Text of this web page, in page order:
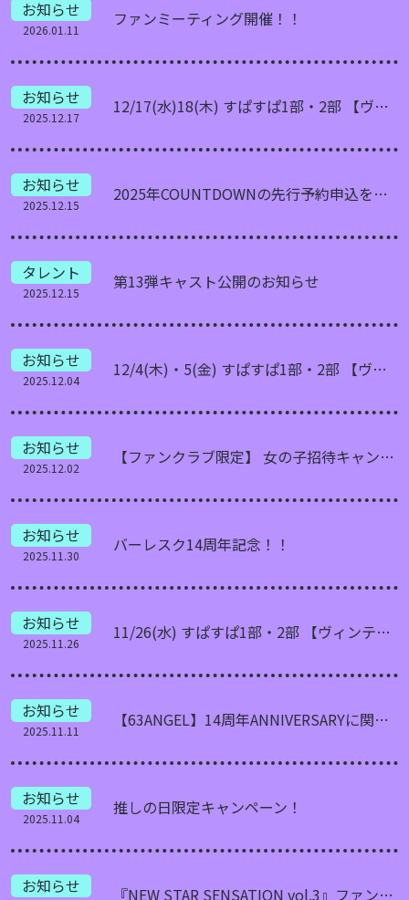
お知らせ
2026.01.11
ファンミーティング開催！！
お知らせ
2025.12.17
12/17(水)18(木) すぱすぱ1部・2部 【ヴィンテージTシャツアニメ&ゲーム】
お知らせ
2025.12.15
2025年COUNTDOWNの先行予約申込を開始
タレント
2025.12.15
第13弾キャスト公開のお知らせ
お知らせ
2025.12.04
12/4(木)・5(金) すぱすぱ1部・2部 【ヴィンテージTシャツ夢の国イベント】
お知らせ
2025.12.02
【ファンクラブ限定】 女の子招待キャンペーン
お知らせ
2025.11.30
バーレスク14周年記念！！
お知らせ
2025.11.26
11/26(水) すぱすぱ1部・2部 【ヴィンテージTシャツ アニメ＆ゲームイベント】
お知らせ
2025.11.11
【63ANGEL】14周年ANNIVERSARYに関する、ファンクラブ会員さま限定の先行お知らせ!!
お知らせ
2025.11.04
推しの日限定キャンペーン！
お知らせ 『NEW STAR SENSATION vol.3』ファンクラブ限定先行予約！